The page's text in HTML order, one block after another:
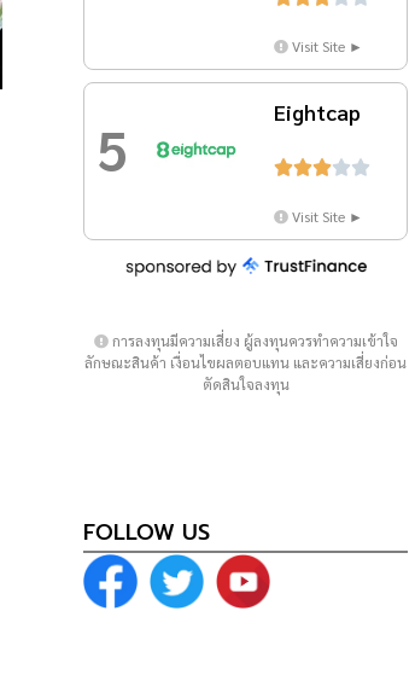
Visit Site ►
5
Eightcap

Visit Site ►
การลงทุนมีความเสี่ยง ผู้ลงทุนควรทำความเข้าใจ
ลักษณะสินค้า เงื่อนไขผลตอบแทน และความเสี่ยงก่อน
ตัดสินใจลงทุน
FOLLOW US